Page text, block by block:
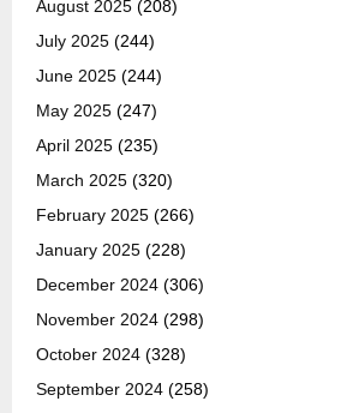
August 2025 (208)
July 2025 (244)
June 2025 (244)
May 2025 (247)
April 2025 (235)
March 2025 (320)
February 2025 (266)
January 2025 (228)
December 2024 (306)
November 2024 (298)
October 2024 (328)
September 2024 (258)